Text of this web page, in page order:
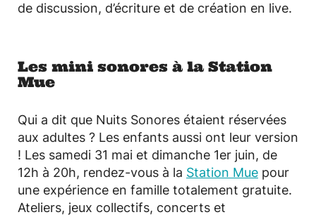
de discussion, d’écriture et de création en live.
Les mini sonores à la Station
Mue
Qui a dit que Nuits Sonores étaient réservées
aux adultes ? Les enfants aussi ont leur version
! Les samedi 31 mai et dimanche 1er juin, de
12h à 20h, rendez-vous à la Station Mue pour
une expérience en famille totalement gratuite.
Ateliers, jeux collectifs, concerts et